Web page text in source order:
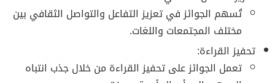
تُسهم الجوائز في تعزيز التفاعل والتواصل الثقافي بين
مختلف المجتمعات واللغات.
تحفيز القراءة:
تعمل الجوائز على تحفيز القراءة من خلال جذب انتباه